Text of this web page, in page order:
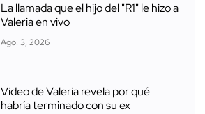
La llamada que el hijo del "R1" le hizo a
Valeria en vivo
Ago. 3, 2026
Video de Valeria revela por qué
habría terminado con su ex